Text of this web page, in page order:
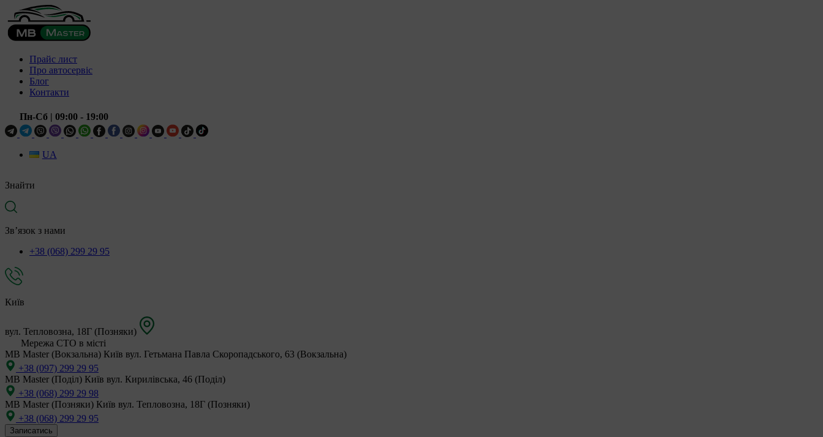
Прайс лист
Про автосервіс
Блог
Контакти
Пн-Сб | 09:00 - 19:00
UA
Знайти
Зв’язок з нами
+38 (068) 299 29 95
Київ
вул. Тепловозна, 18Г (Позняки)
Мережа СТО в місті
MB Master (Вокзальна) Київ вул. Гетьмана Павла Скоропадського, 63 (Вокзальна)
+38 (097) 299 29 95
MB Master (Поділ) Київ вул. Кирилівська, 46 (Поділ)
+38 (068) 299 29 98
MB Master (Позняки) Київ вул. Тепловозна, 18Г (Позняки)
+38 (068) 299 29 95
Записатись